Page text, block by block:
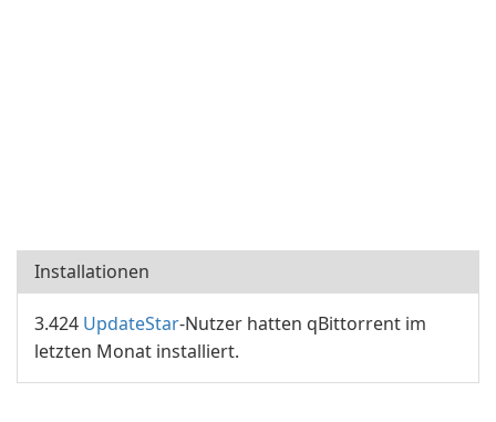
Installationen
3.424 UpdateStar-Nutzer hatten qBittorrent im
letzten Monat installiert.